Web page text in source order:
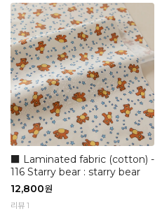
■ Laminated fabric (cotton) -
116 Starry bear : starry bear
12,800원
리뷰 1